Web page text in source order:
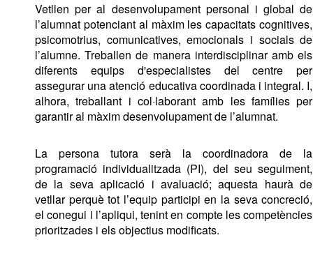
Vetllen per al desenvolupament personal i global de
l’alumnat potenciant al màxim les capacitats cognitives,
psicomotrius, comunicatives, emocionals i socials de
l’alumne. Treballen de manera interdisciplinar amb els
diferents equips d'especialistes del centre per
assegurar una atenció educativa coordinada i integral. I,
alhora, treballant i col·laborant amb les famílies per
garantir al màxim desenvolupament de l’alumnat.
La persona tutora serà la coordinadora de la
programació individualitzada (PI), del seu seguiment,
de la seva aplicació i avaluació; aquesta haurà de
vetllar perquè tot l’equip participi en la seva concreció,
el conegui i l’apliqui, tenint en compte les competències
prioritzades i els objectius modificats.